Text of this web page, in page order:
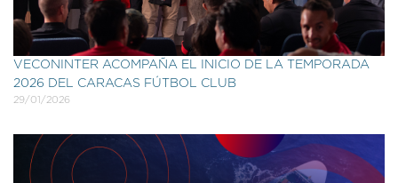
VECONINTER ACOMPAÑA EL INICIO DE LA TEMPORADA
2026 DEL CARACAS FÚTBOL CLUB
29/01/2026